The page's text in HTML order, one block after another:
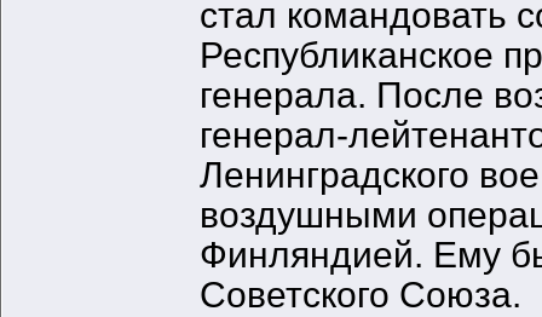
стал командовать
Республиканское
генерала. После
генерал-
Ленинградского
воздушными
Финляндией. Ему
Советского Союза.